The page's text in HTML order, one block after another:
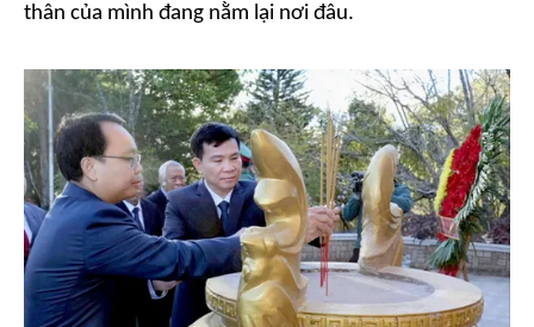
thân của mình đang nằm lại nơi đâu.